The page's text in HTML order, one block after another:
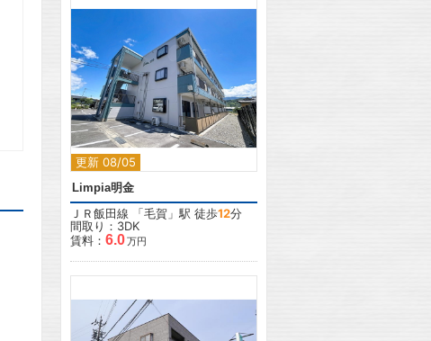
更新 08/05
Limpia明金
ＪＲ飯田線 「毛賀 」駅 徒歩12分
間取り：3DK
賃料： 6.0万円